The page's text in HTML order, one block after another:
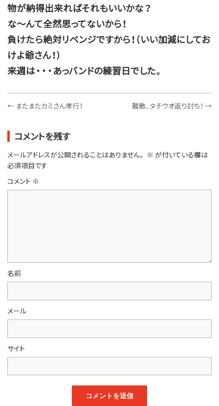
物が納得出来ればそれもいいかな？
な～んて全然思ってないから！
負けたら絶対リベンジですから！（いい加減にしてお
けよ爺さん！）
来週は・・・あっバンドの練習日でした。
← またまたカミさん孝行！ 難敵、タチウオ返り討ち！ →
コメントを残す
メールアドレスが公開されることはありません。 ※ が付いている欄は
必須項目です
コメント ※
名前
メール
サイト